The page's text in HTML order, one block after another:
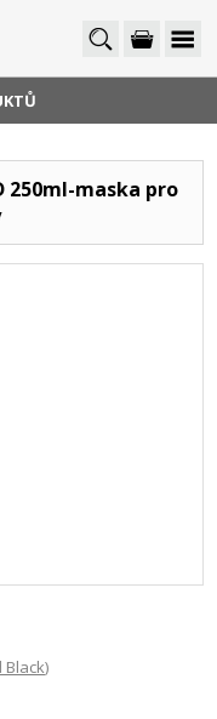
250ml-maska pro